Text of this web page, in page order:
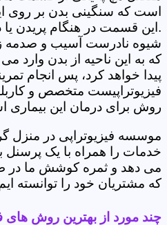
است که سنگینی بدن بر روی
.این قسمت در هنگام پریدن یا
شیوه نادرست آسیب و صدمه
که به این ناحیه از بدن وارد
پیدا خواهد کرد، پس انجام
فیزیوتراپیست متخصص و
روش برای درمان این بیماری
موسسه فیزیوتراپی در منزل
خدمات را همراه با یک پرسنل
می دهد و ثمره کوشش ما در
که مشتریان خود را توانسته
چند مورد از بهترین روش های